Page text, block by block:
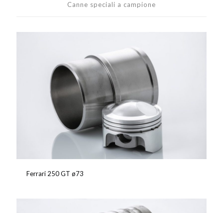
Canne speciali a campione
Ferrari 250 GT ø73